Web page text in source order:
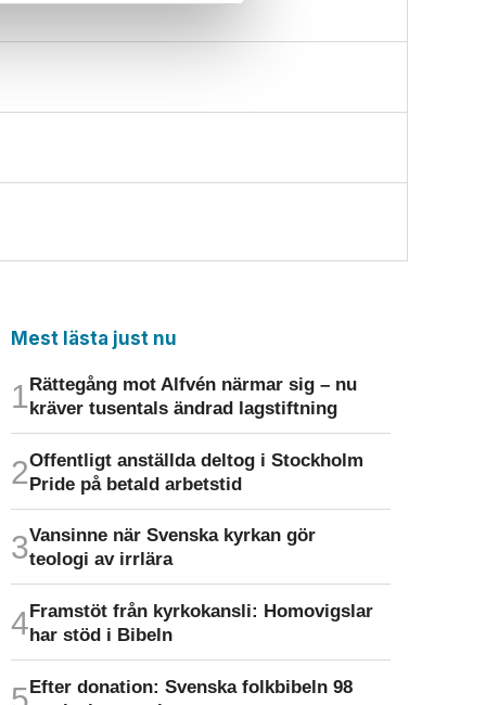
Mest lästa just nu
Rättegång mot Alfvén närmar sig – nu
kräver tusentals ändrad lagstiftning
Offentligt anställda deltog i Stockholm
Pride på betald arbetstid
Vansinne när Svenska kyrkan gör
teologi av irrlära
Framstöt från kyrkokansli: Homo­vigslar
har stöd i Bibeln
Efter donation: Svenska folkbibeln 98